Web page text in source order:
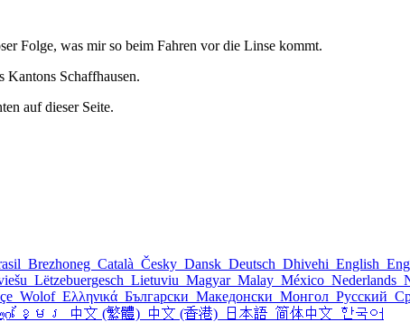
Folge, was mir so beim Fahren vor die Linse kommt.
Kantons Schaffhausen.
auf dieser Seite.
Brezhoneg Català Česky Dansk Deutsch Dhivehi English
Lëtzebuergesch Lietuviu Magyar Malay México Nederlands
Wolof Ελληνικά Български Македонски Монгол Русский
ខ្មែរ 中文 (繁體) 中文 (香港) 日本語 简体中文 한국어